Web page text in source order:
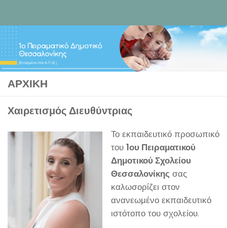
ΑΡΧΙΚΉ
Χαιρετισμός Διευθύντριας
Το εκπαιδευτικό προσωπικό
του 1ου Πειραματικού
Δημοτικού Σχολείου
Θεσσαλονίκης σας
καλωσορίζει στον
ανανεωμένο εκπαιδευτικό
ιστότοπο του σχολείου.